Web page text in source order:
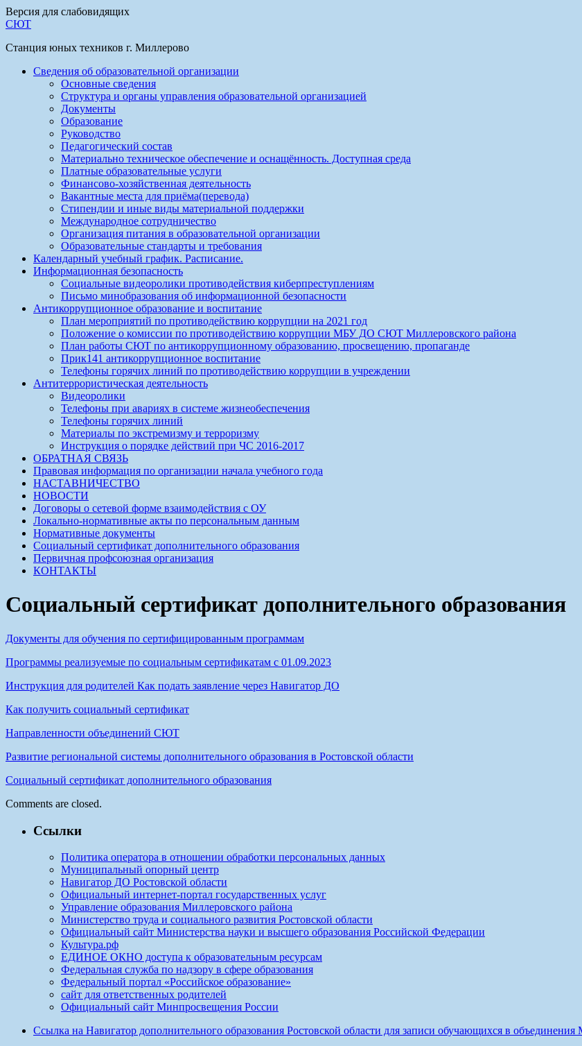
Версия для слабовидящих
СЮТ
Станция юных техников г. Миллерово
Сведения об образовательной организации
Основные сведения
Структура и органы управления образовательной организацией
Документы
Образование
Руководство
Педагогический состав
Материально техническое обеспечение и оснащённость. Доступная среда
Платные образовательные услуги
Финансово-хозяйственная деятельность
Вакантные места для приёма(перевода)
Стипендии и иные виды материальной поддержки
Международное сотрудничество
Организация питания в образовательной организации
Образовательные стандарты и требования
Календарный учебный график. Расписание.
Информационная безопасность
Социальные видеоролики противодействия киберпреступлениям
Письмо минобразования об информационной безопасности
Антикоррупционное образование и воспитание
План мероприятий по противодействию коррупции на 2021 год
Положение о комиссии по противодействию коррупции МБУ ДО СЮТ Миллеровского района
План работы СЮТ по антикоррупционному образованию, просвещению, пропаганде
Прик141 антикоррупционное воспитание
Телефоны горячих линий по противодействию коррупции в учреждении
Антитеррористическая деятельность
Видеоролики
Телефоны при авариях в системе жизнеобеспечения
Телефоны горячих линий
Материалы по экстремизму и терроризму
Инструкция о порядке действий при ЧС 2016-2017
ОБРАТНАЯ СВЯЗЬ
Правовая информация по организации начала учебного года
НАСТАВНИЧЕСТВО
НОВОСТИ
Договоры о сетевой форме взаимодействия с ОУ
Локально-нормативные акты по персональным данным
Нормативные документы
Социальный сертификат дополнительного образования
Первичная профсоюзная организация
КОНТАКТЫ
Социальный сертификат дополнительного образования
Документы для обучения по сертифицированным программам
Программы реализуемые по социальным сертификатам с 01.09.2023
Инструкция для родителей Как подать заявление через Навигатор ДО
Как получить социальный сертификат
Направленности объединений СЮТ
Развитие региональной системы дополнительного образования в Ростовской области
Социальный сертификат дополнительного образования
Comments are closed.
Ссылки
Политика оператора в отношении обработки персональных данных
Муниципальный опорный центр
Навигатор ДО Ростовской области
Официальный интернет-портал государственных услуг
Управление образования Миллеровского района
Министерство труда и социального развития Ростовской области
Официальный сайт Министерства науки и высшего образования Российской Федерации
Культура.рф
ЕДИНОЕ ОКНО доступа к образовательным ресурсам
Федеральная служба по надзору в сфере образования
Федеральный портал «Российское образование»
сайт для ответственных родителей
Официальный сайт Минпросвещения России
Ссылка на Навигатор дополнительного образования Ростовской области для записи обучающихся в